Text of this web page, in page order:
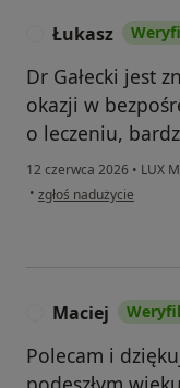
Łukasz
Dr Gałecki jest
okazji w
o leczeniu,
12 czerwca 2026 • LUX
• w opinii użytkownika
zgłoś nadużycie
Maciej
Polecam i